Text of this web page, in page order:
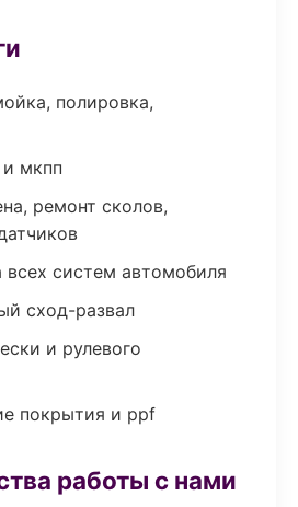
полировка,
мкпп
ремонт сколов,
всех систем автомобиля
сход-развал
и рулевого
покрытия и ppf
работы с нами